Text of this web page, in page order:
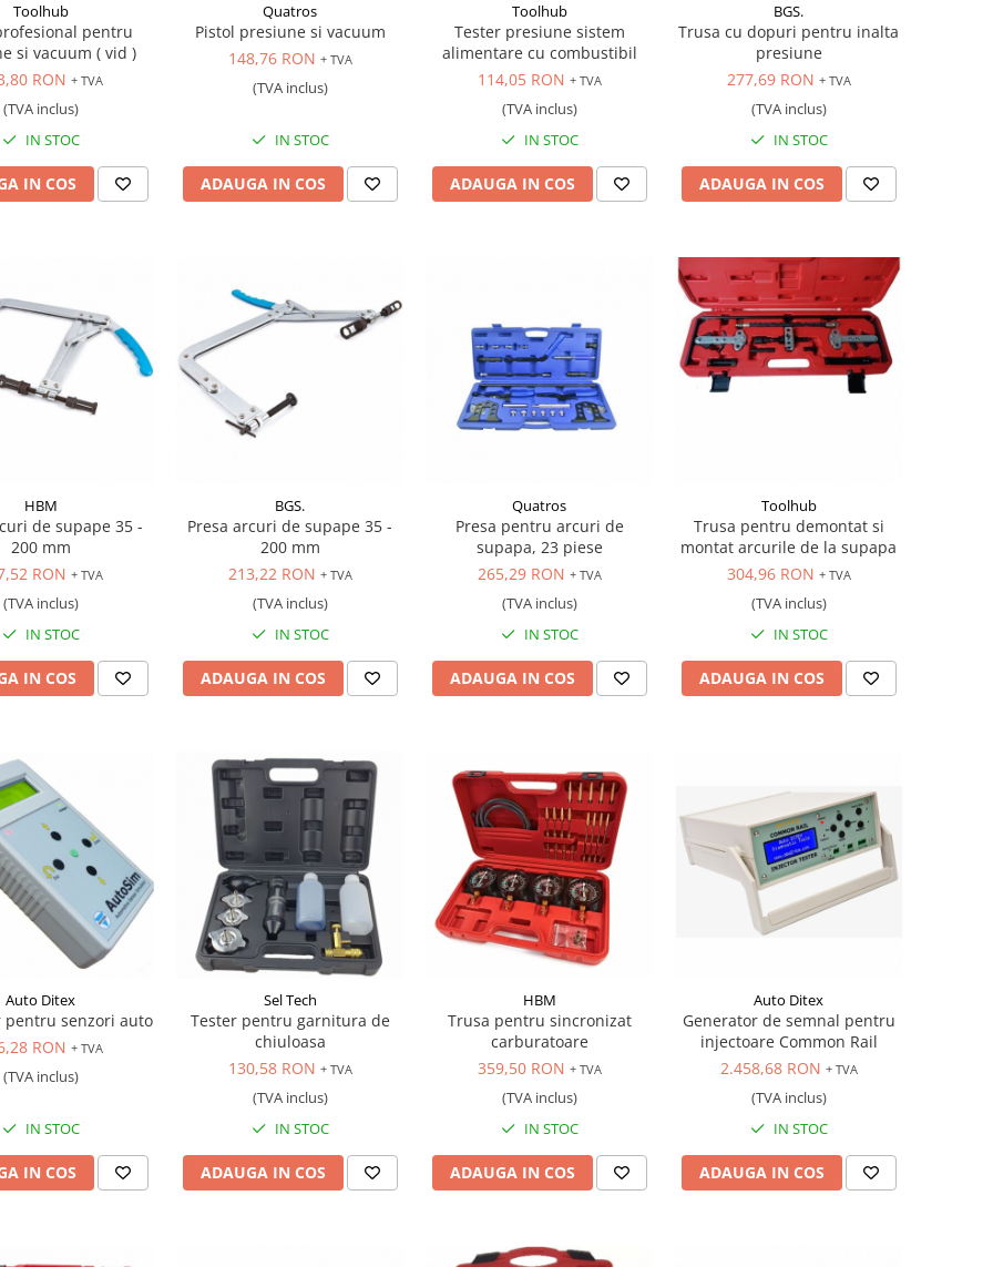
Toolhub
pentru
si vacuum ( vid )
RON + TVA
(TVA inclus)
IN STOC
IN COS
Quatros
Pistol presiune si vacuum
148,76 RON + TVA
(TVA inclus)
IN STOC
ADAUGA IN COS
Toolhub
Tester presiune sistem
alimentare cu combustibil
114,05 RON + TVA
(TVA inclus)
IN STOC
ADAUGA IN COS
BGS.
Trusa cu dopuri pentru inalta
presiune
277,69 RON + TVA
(TVA inclus)
IN STOC
ADAUGA IN COS
HBM
de supape 35 -
200 mm
RON + TVA
(TVA inclus)
IN STOC
IN COS
BGS.
Presa arcuri de supape 35 -
200 mm
213,22 RON + TVA
(TVA inclus)
IN STOC
ADAUGA IN COS
Quatros
Presa pentru arcuri de
supapa, 23 piese
265,29 RON + TVA
(TVA inclus)
IN STOC
ADAUGA IN COS
Toolhub
Trusa pentru demontat si
montat arcurile de la supapa
304,96 RON + TVA
(TVA inclus)
IN STOC
ADAUGA IN COS
Auto Ditex
pentru senzori auto
RON + TVA
(TVA inclus)
IN STOC
IN COS
Sel Tech
Tester pentru garnitura de
chiuloasa
130,58 RON + TVA
(TVA inclus)
IN STOC
ADAUGA IN COS
HBM
Trusa pentru sincronizat
carburatoare
359,50 RON + TVA
(TVA inclus)
IN STOC
ADAUGA IN COS
Auto Ditex
Generator de semnal pentru
injectoare Common Rail
2.458,68 RON + TVA
(TVA inclus)
IN STOC
ADAUGA IN COS